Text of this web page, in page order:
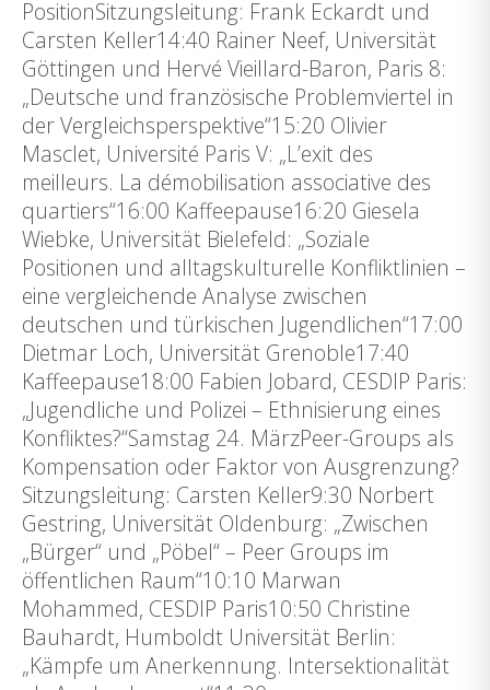
PositionSitzungsleitung: Frank Eckardt und
Carsten Keller14:40 Rainer Neef, Universität
Göttingen und Hervé Vieillard-Baron, Paris 8:
„Deutsche und französische Problemviertel in
der Vergleichsperspektive“15:20 Olivier
Masclet, Université Paris V: „L’exit des
meilleurs. La démobilisation associative des
quartiers“16:00 Kaffeepause16:20 Giesela
Wiebke, Universität Bielefeld: „Soziale
Positionen und alltagskulturelle Konfliktlinien –
eine vergleichende Analyse zwischen
deutschen und türkischen Jugendlichen“17:00
Dietmar Loch, Universität Grenoble17:40
Kaffeepause18:00 Fabien Jobard, CESDIP Paris:
„Jugendliche und Polizei – Ethnisierung eines
Konfliktes?“Samstag 24. MärzPeer-Groups als
Kompensation oder Faktor von Ausgrenzung?
Sitzungsleitung: Carsten Keller9:30 Norbert
Gestring, Universität Oldenburg: „Zwischen
„Bürger“ und „Pöbel“ – Peer Groups im
öffentlichen Raum“10:10 Marwan
Mohammed, CESDIP Paris10:50 Christine
Bauhardt, Humboldt Universität Berlin:
„Kämpfe um Anerkennung. Intersektionalität